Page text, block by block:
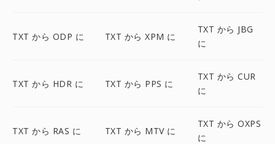
TXT から ODP に TXT から XPM に
TXT から JBG
に
TXT から HDR に TXT から PPS に
TXT から CUR
に
TXT から RAS に TXT から MTV に
TXT から OXPS
に